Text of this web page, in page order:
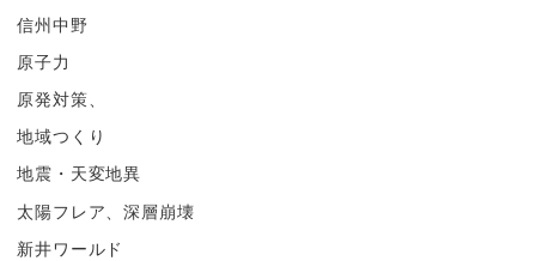
信州中野
原子力
原発対策、
地域つくり
地震・天変地異
太陽フレア、深層崩壊
新井ワールド